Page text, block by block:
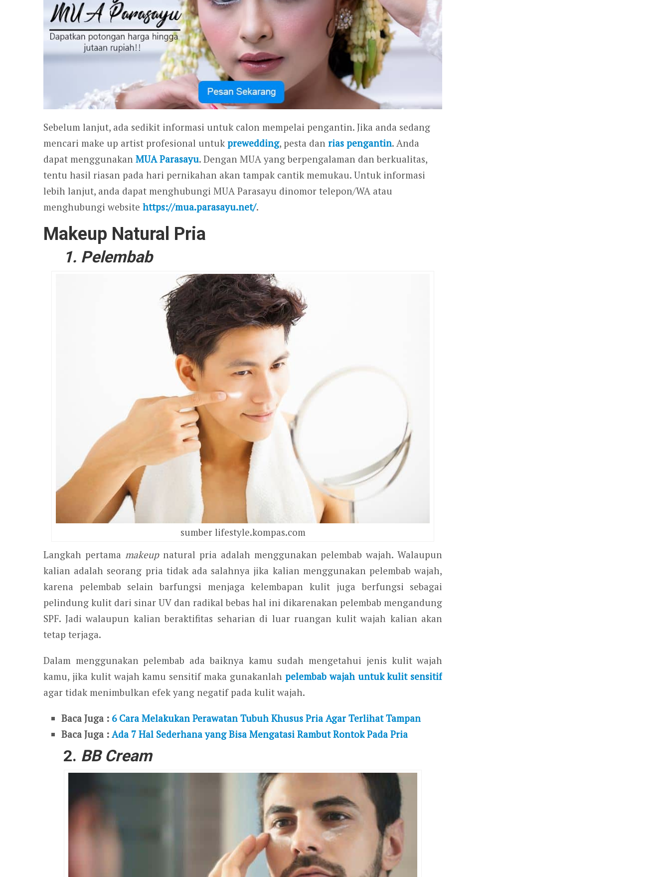
Sebelum lanjut, ada sedikit informasi untuk calon mempelai pengantin. Jika anda sedang
mencari make up artist profesional untuk prewedding, pesta dan rias pengantin. Anda
dapat menggunakan MUA Parasayu. Dengan MUA yang berpengalaman dan berkualitas,
tentu hasil riasan pada hari pernikahan akan tampak cantik memukau. Untuk informasi
lebih lanjut, anda dapat menghubungi MUA Parasayu dinomor telepon/WA atau
menghubungi website https://mua.parasayu.net/.
Makeup Natural Pria
1. Pelembab
sumber lifestyle.kompas.com
Langkah pertama makeupnatural pria adalah menggunakan pelembab wajah. Walaupun
kalian adalah seorang pria tidak ada salahnya jika kalian menggunakan pelembab wajah,
karena pelembab selain barfungsi menjaga kelembapan kulit juga berfungsi sebagai
pelindung kulit dari sinar UV dan radikal bebas hal ini dikarenakan pelembab mengandung
SPF. Jadi walaupun kalian beraktifitas seharian di luar ruangan kulit wajah kalian akan
tetap terjaga.
Dalam menggunakan pelembab ada baiknya kamu sudah mengetahui jenis kulit wajah
kamu, jika kulit wajah kamu sensitif maka gunakanlah pelembab wajah untuk kulit sensitif
agar tidak menimbulkan efek yang negatif pada kulit wajah.
Baca Juga : 6 Cara Melakukan Perawatan Tubuh Khusus Pria Agar Terlihat Tampan
Baca Juga :Ada 7 Hal Sederhana yang Bisa Mengatasi Rambut Rontok Pada Pria
2. BB Cream